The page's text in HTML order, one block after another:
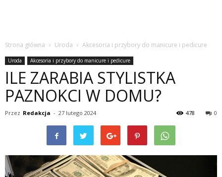
Strona główna Uroda Akcesoria i przybory do manicure i pedicure
Uroda Akcesoria i przybory do manicure i pedicure
ILE ZARABIA STYLISTKA
PAZNOKCI W DOMU?
Przez Redakcja - 27 lutego 2024 0
478